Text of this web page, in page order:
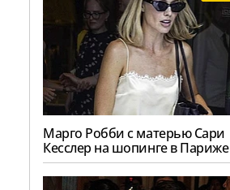
Марго Робби с матерью Сари
Кесслер на шопинге в Париже